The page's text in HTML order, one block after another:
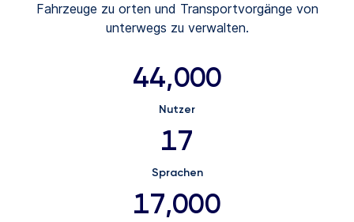
Fahrzeuge zu orten und Transportvorgänge von
unterwegs zu verwalten.
44,000
Nutzer
17
Sprachen
17,000